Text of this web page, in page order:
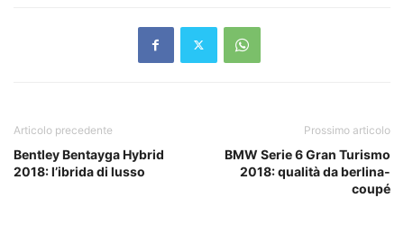
Articolo precedente
Bentley Bentayga Hybrid
2018: l’ibrida di lusso
Prossimo articolo
BMW Serie 6 Gran Turismo
2018: qualità da berlina-
coupé